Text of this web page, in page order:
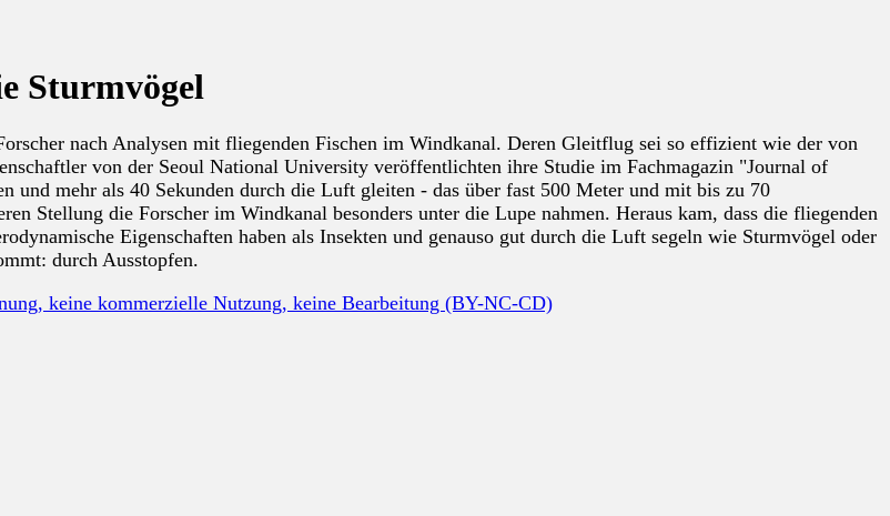
Sturmvögel
nach Analysen mit fliegenden Fischen im Windkanal. Deren Gleitflug sei so effizient wie der von
von der Seoul National University veröffentlichten ihre Studie im Fachmagazin "Journal of
und mehr als 40 Sekunden durch die Luft gleiten - das über fast 500 Meter und mit bis zu 70
Stellung die Forscher im Windkanal besonders unter die Lupe nahmen. Heraus kam, dass die fliegenden
Eigenschaften haben als Insekten und genauso gut durch die Luft segeln wie Sturmvögel oder
durch Ausstopfen.
keine kommerzielle Nutzung, keine Bearbeitung (BY-NC-CD)